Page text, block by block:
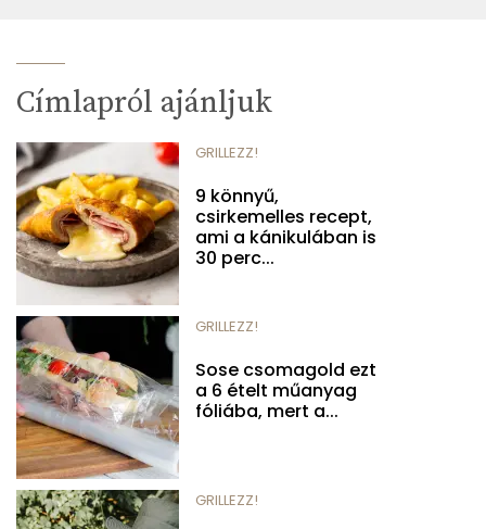
Címlapról ajánljuk
GRILLEZZ!
9 könnyű,
csirkemelles recept,
ami a kánikulában is
30 perc...
GRILLEZZ!
Sose csomagold ezt
a 6 ételt műanyag
fóliába, mert a...
GRILLEZZ!